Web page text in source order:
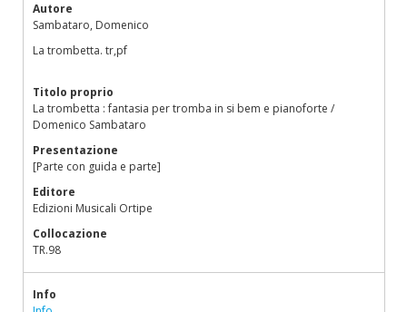
Autore
Sambataro, Domenico
La trombetta. tr,pf
Titolo proprio
La trombetta : fantasia per tromba in si bem e pianoforte /
Domenico Sambataro
Presentazione
[Parte con guida e parte]
Editore
Edizioni Musicali Ortipe
Collocazione
TR.98
Info